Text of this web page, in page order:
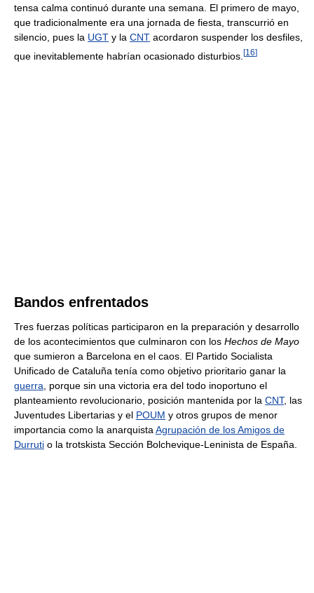
tensa calma continuó durante una semana. El primero de mayo,
que tradicionalmente era una jornada de fiesta, transcurrió en
silencio, pues la UGT y la CNT acordaron suspender los desfiles,
que inevitablemente habrían ocasionado disturbios. [16]
Bandos enfrentados
Tres fuerzas políticas participaron en la preparación y desarrollo
de los acontecimientos que culminaron con los Hechos de Mayo
que sumieron a Barcelona en el caos. El Partido Socialista
Unificado de Cataluña tenía como objetivo prioritario ganar la
guerra , porque sin una victoria era del todo inoportuno el
planteamiento revolucionario, posición mantenida por la CNT, las
Juventudes Libertarias y el POUM y otros grupos de menor
importancia como la anarquista Agrupación de los Amigos de
Durruti o la trotskista Sección Bolchevique-Leninista de España.